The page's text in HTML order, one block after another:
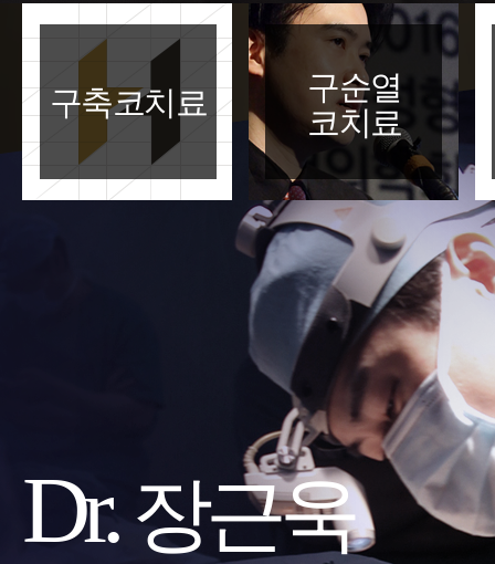
구축코치료
구순열
코치료
Dr.장근욱